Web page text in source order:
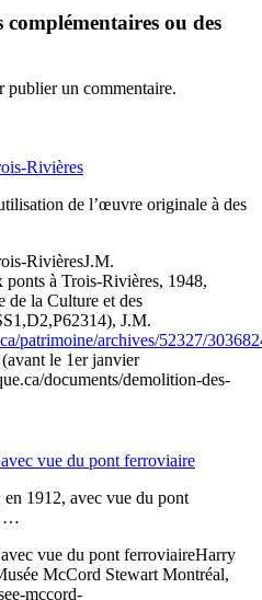
ou des
publier un commentaire.
Rivières
de l’œuvre originale à des
RivièresJ.M.
à Trois-Rivières, 1948,
de la Culture et des
J.M.
patrimoine/archives/52327/
le 1er janvier
documents/demolition-des-
vue du pont ferroviaire
1912, avec vue du pont
…
vue du pont ferroviaireHarry
McCord Stewart Montréal,
mccord-